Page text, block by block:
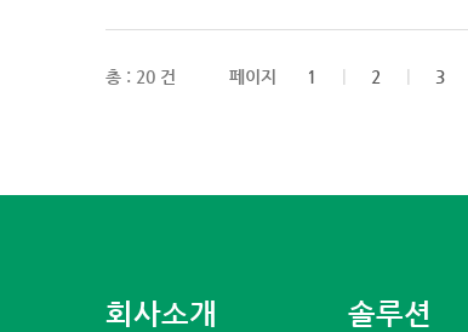
총 : 20 건 페이지 1 2 3
회사소개 솔루션